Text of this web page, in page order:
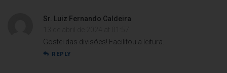
Sr. Luiz Fernando Caldeira
Gostei das divisões! Facilitou a leitura.
REPLY